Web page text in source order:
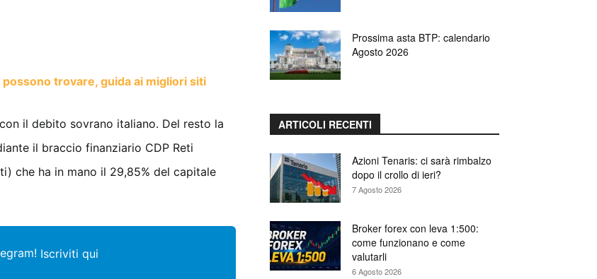
trovare, guida ai migliori siti
il debito sovrano italiano. Del resto la
il braccio finanziario CDP Reti
che ha in mano il 29,85% del capitale
Iscriviti qui
Prossima asta BTP: calendario
Agosto 2026
ARTICOLI RECENTI
Azioni Tenaris: ci sarà rimbalzo
dopo il crollo di ieri?
7 Agosto 2026
Broker forex con leva 1:500:
come funzionano e come
valutarli
6 Agosto 2026